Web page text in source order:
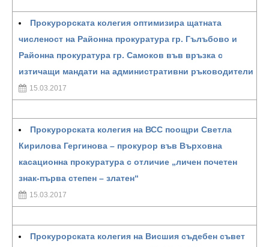
Прокурорската колегия оптимизира щатната
численост на Районна прокуратура гр. Гълъбово и
Районна прокуратура гр. Самоков във връзка с
изтичащи мандати на административни ръководители
15.03.2017
Прокурорската колегия на ВСС поощри Светла
Кирилова Гергинова – прокурор във Върховна
касационна прокуратура с отличие „личен почетен
знак-първа степен – златен“
15.03.2017
Прокурорската колегия на Висшия съдебен съвет